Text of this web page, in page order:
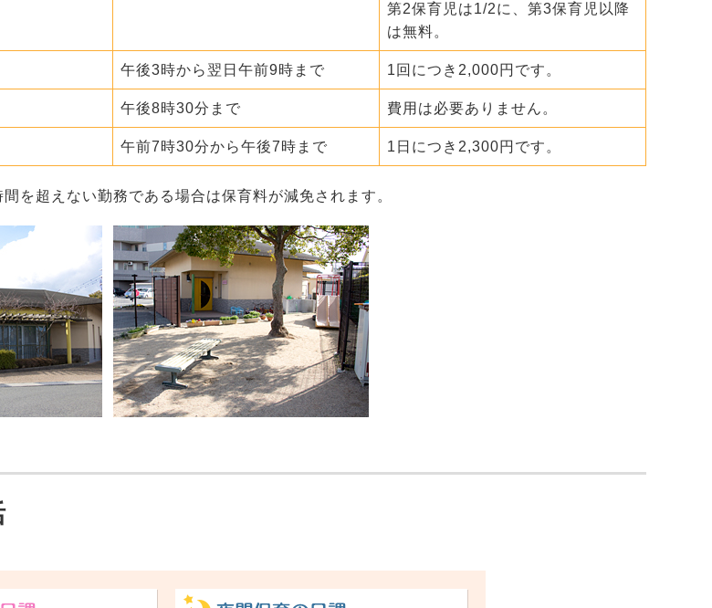
第2保育児は1/2に、第3保育児以降
は無料。
午後3時から翌日午前9時まで 1回につき2,000円です。
午後8時30分まで 費用は必要ありません。
午前7時30分から午後7時まで 1日につき2,300円です。
を超えない勤務である場合は保育料が減免されます。